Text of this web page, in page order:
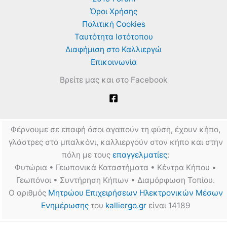
Όροι Χρήσης
Πολιτική Cookies
Ταυτότητα Ιστότοπου
Διαφήμιση στο Καλλιεργώ
Επικοινωνία
Βρείτε μας και στο Facebook
Φέρνουμε σε επαφή όσοι αγαπούν τη φύση, έχουν κήπο,
γλάστρες στο μπαλκόνι, καλλιεργούν στον κήπο και στην
πόλη με τους επαγγελματίες:
Φυτώρια • Γεωπονικά Καταστήματα • Κέντρα Κήπου •
Γεωπόνοι • Συντήρηση Κήπων • Διαμόρφωση Τοπίου.
Ο αριθμός Μητρώου Επιχειρήσεων Ηλεκτρονικών Μέσων
Ενημέρωσηςτου kalliergo.grείναι 14189